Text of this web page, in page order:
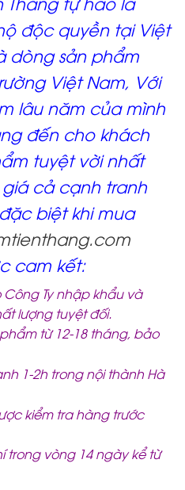
độc quyền tại Việt
dòng sản phẩm
Việt Nam, Với
lâu năm của mình
đến cho khách
tuyệt vời nhất
cả cạnh tranh
biệt khi mua
cam kết:
Ty nhập khẩu và
lượng tuyệt đối.
từ 12-18 tháng, bảo
1-2h trong nội thành Hà
kiểm tra hàng trước
trong vòng 14 ngày kể từ